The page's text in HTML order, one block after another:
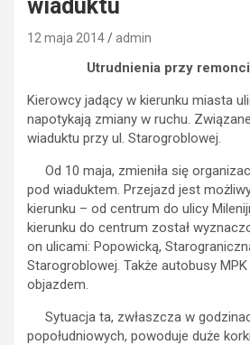
wiaduktu
12 maja 2014 admin
Utrudnienia przy
Kierowcy jadący w kierunku miasta
napotykają zmiany w ruchu.
wiaduktu przy ul. Starogroblowej.
Od 10 maja, zmieniła się
pod wiaduktem. Przejazd jest
kierunku – od centrum do ulicy
kierunku do centrum został
on ulicami: Popowicką,
Starogroblowej. Także autobusy
objazdem.
Sytuacja ta, zwłaszcza w
popołudniowych, powoduje duże